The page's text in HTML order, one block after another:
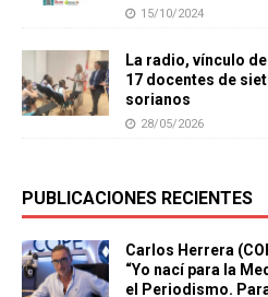
15/10/2024
La radio, vínculo
17 docentes de
sorianos
28/05/2026
PUBLICACIONES RECIENTES
Carlos Herrera
“Yo nací para la
el Periodismo.